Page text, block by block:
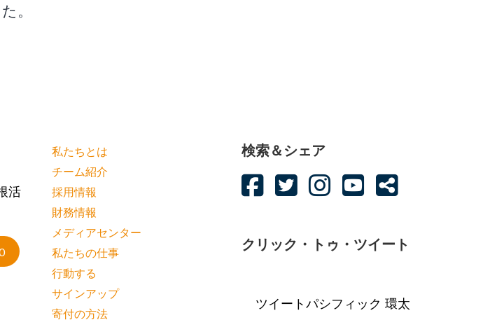
。
活
私たちとは
チーム紹介
採用情報
財務情報
メディアセンター
私たちの仕事
行動する
サインアップ
寄付の方法
検索＆シェア
クリック・トゥ・ツイート
ツイートパシフィック 環太